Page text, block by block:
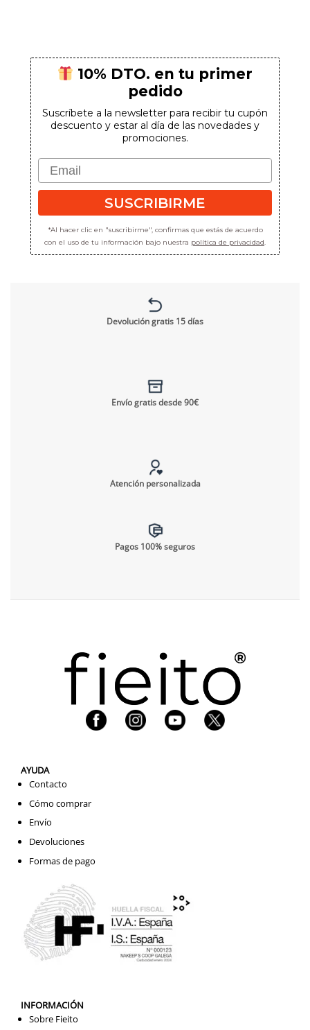
10% DTO. en tu primer
pedido
Suscríbete a la newsletter para recibir tu cupón
descuento y estar al día de las novedades y
promociones.
Email
SUSCRIBIRME
*Al hacer clic en "suscribirme", confirmas que estás de acuerdo
con el uso de tu información bajo nuestra política de privacidad.
Devolución gratis 15 días
Envío gratis desde 90€
Atención personalizada
Pagos 100% seguros
AYUDA
Contacto
Cómo comprar
Envío
Devoluciones
Formas de pago
INFORMACIÓN
Sobre Fieito